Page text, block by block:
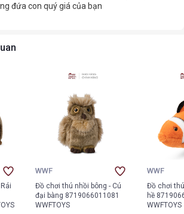
đứa con quý giá của bạn
WWF
Đồ chơi thú nhồi bông - Cú
đại bàng 8719066011081
WWFTOYS
WWF
Đồ chơi
hề
WWFTOYS